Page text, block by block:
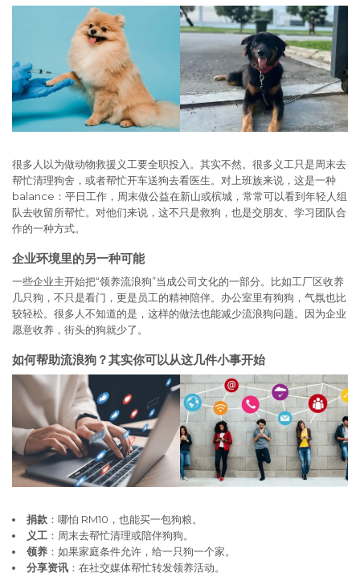
很多人以为做动物救援义工要全职投入。其实不然。很多义工只是周末去
帮忙清理狗舍，或者帮忙开车送狗去看医生。对上班族来说，这是一种
balance：平日工作，周末做公益在新山或槟城，常常可以看到年轻人组
队去收留所帮忙。对他们来说，这不只是救狗，也是交朋友、学习团队合
作的一种方式。
企业环境里的另一种可能
一些企业主开始把“领养流浪狗”当成公司文化的一部分。比如工厂区收养
几只狗，不只是看门，更是员工的精神陪伴。办公室里有狗狗，气氛也比
较轻松。很多人不知道的是，这样的做法也能减少流浪狗问题。因为企业
愿意收养，街头的狗就少了。
如何帮助流浪狗？其实你可以从这几件小事开始
捐款 ：哪怕 RM10，也能买一包狗粮。
义工 ：周末去帮忙清理或陪伴狗狗。
领养 ：如果家庭条件允许，给一只狗一个家。
分享资讯 ：在社交媒体帮忙转发领养活动。